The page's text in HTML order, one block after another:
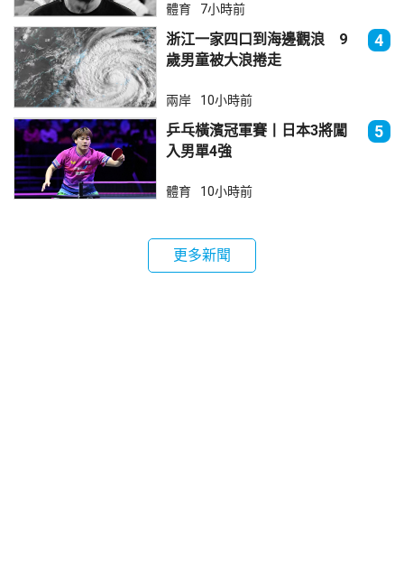
體育 7小時前
浙江一家四口到海邊觀浪 9
歲男童被大浪捲走
4
兩岸 10小時前
乒乓橫濱冠軍賽丨日本3將闖
入男單4強
5
體育 10小時前
更多新聞